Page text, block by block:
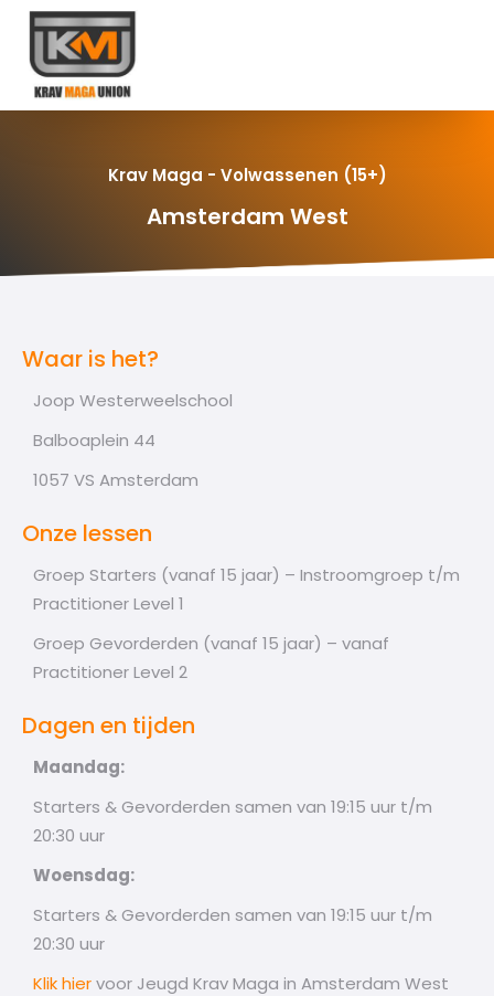
Krav Maga - Volwassenen (15+)
Amsterdam West
Waar is het?
Joop Westerweelschool
Balboaplein 44
1057 VS Amsterdam
Onze lessen
Groep Starters (vanaf 15 jaar) – Instroomgroep t/m
Practitioner Level 1
Groep Gevorderden (vanaf 15 jaar) – vanaf
Practitioner Level 2
Dagen en tijden
Maandag:
Starters & Gevorderden samen van 19:15 uur t/m
20:30 uur
Woensdag:
Starters & Gevorderden samen van 19:15 uur t/m
20:30 uur
Klik hiervoor Jeugd Krav Maga in Amsterdam West